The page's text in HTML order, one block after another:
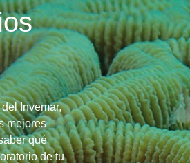
Invemar,
mejores
qué
de tu